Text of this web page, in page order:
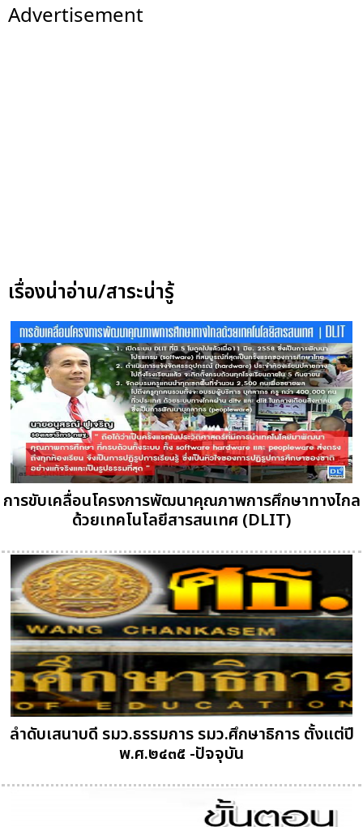
Advertisement
เรื่องน่าอ่าน/สาระน่ารู้
การขับเคลื่อนโครงการพัฒนาคุณภาพการศึกษาทางไกล
ด้วยเทคโนโลยีสารสนเทศ (DLIT)
ลำดับเสนาบดี รมว.ธรรมการ รมว.ศึกษาธิการ ตั้งแต่ปี
พ.ศ.๒๔๓๕ -ปัจจุบัน